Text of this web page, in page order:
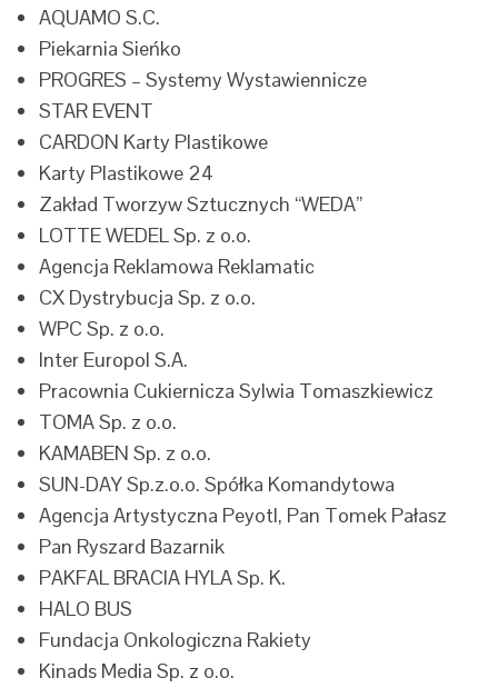
AQUAMO S.C.
Piekarnia Sieńko
PROGRES – Systemy Wystawiennicze
STAR EVENT
CARDON Karty Plastikowe
Karty Plastikowe 24
Zakład Tworzyw Sztucznych “WEDA”
LOTTE WEDEL Sp. z o.o.
Agencja Reklamowa Reklamatic
CX Dystrybucja Sp. z o.o.
WPC Sp. z o.o.
Inter Europol S.A.
Pracownia Cukiernicza Sylwia Tomaszkiewicz
TOMA Sp. z o.o.
KAMABEN Sp. z o.o.
SUN-DAY Sp.z.o.o. Spółka Komandytowa
Agencja Artystyczna Peyotl, Pan Tomek Pałasz
Pan Ryszard Bazarnik
PAKFAL BRACIA HYLA Sp. K.
HALO BUS
Fundacja Onkologiczna Rakiety
Kinads Media Sp. z o.o.